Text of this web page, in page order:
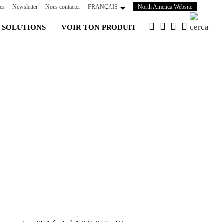
Newsletter Nous contacter FRANÇAIS North America Website(s'ouvre
dans
SOLUTIONS VOIR TON PRODUIT